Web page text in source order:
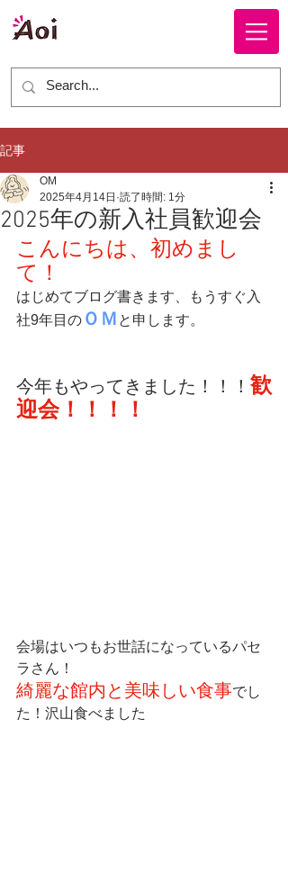
記事
2025年の新入社員歓迎会
OM
2025年4月14日 読了時間: 1分
こんにちは、初めまし
て！
はじめてブログ書きます、もうすぐ入
社9年目の ＯＭ と申します。
今年もやってきました！！！ 歓
迎会！！！！
会場はいつもお世話になっているパセ
ラさん！
綺麗な館内と美味しい食事でし
た！沢山食べました